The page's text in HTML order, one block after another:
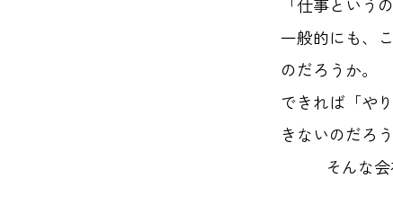
一般的にも、
のだろうか。
できれば「や
きないのだろ
そんな会社